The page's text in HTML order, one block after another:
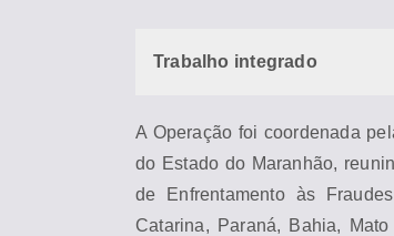
Trabalho integrado
A Operação foi coordenada
do Estado do Maranhão,
de Enfrentamento às
Catarina, Paraná, Bahia,
Mato